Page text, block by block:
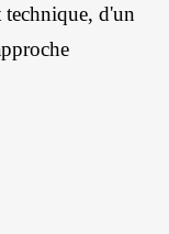
technique, d'un